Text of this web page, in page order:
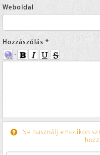
Weboldal
Hozzászólás *
Ne használj emotikon